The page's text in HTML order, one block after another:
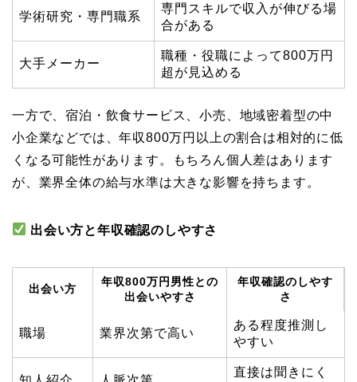
学術研究・専門職系
専門スキルで収入が伸びる場
合がある
大手メーカー
職種・役職によって800万円
超が見込める
一方で、宿泊・飲食サービス、小売、地域密着型の中
小企業などでは、年収800万円以上の割合は相対的に低
くなる可能性があります。もちろん個人差はあります
が、業界全体の給与水準は大きな影響を持ちます。
出会い方と年収確認のしやすさ
出会い方
年収800万円男性との
出会いやすさ
年収確認のしやす
さ
職場 業界次第で高い
ある程度推測し
やすい
直接は聞きにく